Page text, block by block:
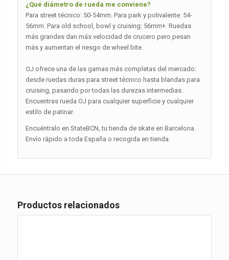
¿Qué diámetro de rueda me conviene?
Para street técnico: 50-54mm. Para park y polivalente: 54-
56mm. Para old school, bowl y cruising: 56mm+. Ruedas
más grandes dan más velocidad de crucero pero pesan
más y aumentan el riesgo de wheel bite.
OJ ofrece una de las gamas más completas del mercado:
desde ruedas duras para street técnico hasta blandas para
cruising, pasando por todas las durezas intermedias.
Encuentras rueda OJ para cualquier superficie y cualquier
estilo de patinar.
Encuéntralo en StateBCN, tu tienda de skate en Barcelona.
Envío rápido a toda España o recogida en tienda.
Productos relacionados